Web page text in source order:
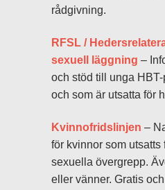
rådgivning.
RFSL /
sexuell läggning –
och stöd till unga
och som är utsatta för
Kvinnofridslinjen –
för kvinnor som utsatts
sexuella övergrepp.
eller vänner. Gratis